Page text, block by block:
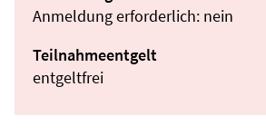
Anmeldung erforderlich: nein
Teilnahmeentgelt
entgeltfrei